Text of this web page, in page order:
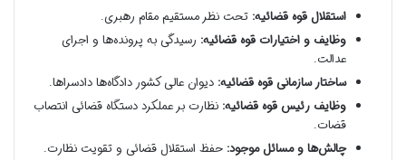
استقلال قوه قضائیه: تحت نظر مستقیم مقام رهبری.
وظایف و اختیارات قوه قضائیه: رسیدگی به پرونده‌ها و اجرای
عدالت.
ساختار سازمانی قوه قضائیه: دیوان عالی کشور دادگاه‌ها دادسراها.
وظایف رئیس قوه قضائیه: نظارت بر عملکرد دستگاه قضائی انتصاب
قضات.
چالش‌ها و مسائل موجود: حفظ استقلال قضائی و تقویت نظارت.